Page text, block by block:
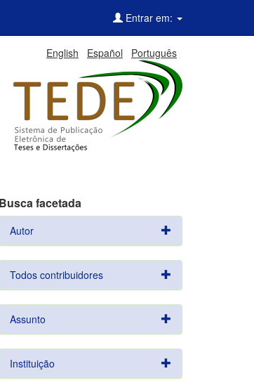
Entrar em:
English Español Português
Busca facetada
Autor
Todos contribuidores
Assunto
Instituição